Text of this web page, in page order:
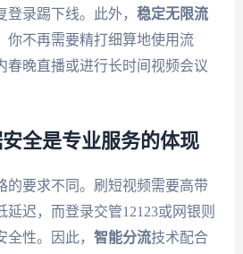
录踢下线。此外， 稳定无限流
你不再需要精打细算地使用流
春晚直播或进行长时间视频会议
全是专业服务的体现
的要求不同。刷短视频需要高带
迟，而登录交管12123或网银则
性。因此， 智能分流技术配合